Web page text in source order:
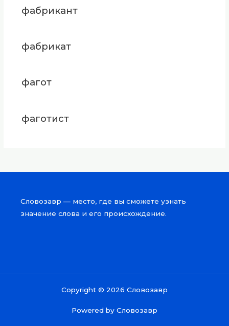
фабрикант
фабрикат
фагот
фаготист
Словозавр — место, где вы сможете узнать
значение слова и его происхождение.
Copyright © 2026 Словозавр
Powered by Словозавр